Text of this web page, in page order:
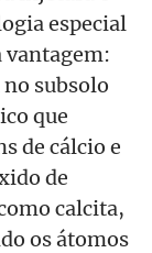
especial
vantagem:
subsolo
que
de cálcio e
de
calcita,
os átomos